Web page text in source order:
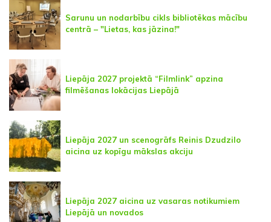
Sarunu un nodarbību cikls bibliotēkas mācību
centrā – "Lietas, kas jāzina!"
Liepāja 2027 projektā “Filmlink” apzina
filmēšanas lokācijas Liepājā
Liepāja 2027 un scenogrāfs Reinis Dzudzilo
aicina uz kopīgu mākslas akciju
Liepāja 2027 aicina uz vasaras notikumiem
Liepājā un novados